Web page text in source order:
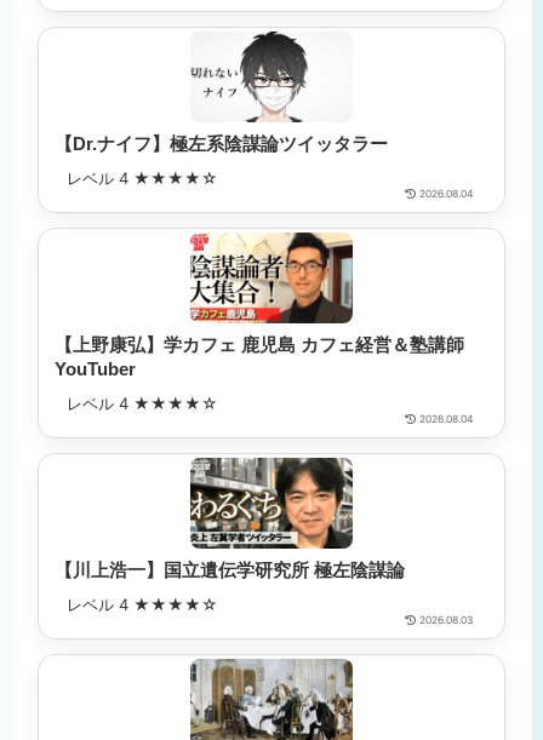
【Dr.ナイフ】極左系陰謀論ツイッタラー
レベル 4 ★★★★☆
2026.08.04
【上野康弘】学カフェ 鹿児島 カフェ経営＆塾講師
YouTuber
レベル 4 ★★★★☆
2026.08.04
【川上浩一】国立遺伝学研究所 極左陰謀論
レベル 4 ★★★★☆
2026.08.03